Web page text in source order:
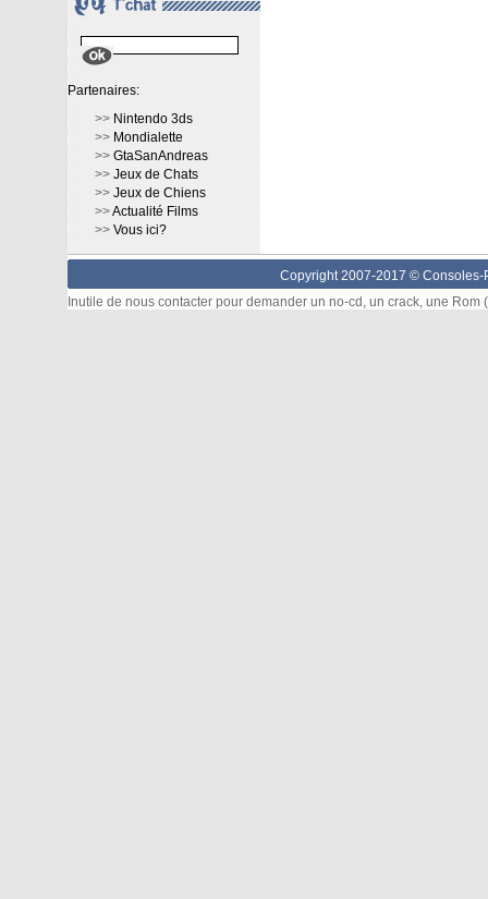
Partenaires:
>> Nintendo 3ds
>> Mondialette
>> GtaSanAndreas
>> Jeux de Chats
>> Jeux de Chiens
>>Actualité Films
>> Vous ici?
Copyright 2007-2017 © Consoles-
Inutile de nous contacter pour demander un no-cd, un crack, une